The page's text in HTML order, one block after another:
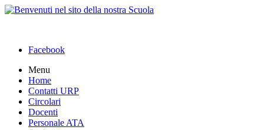
Facebook
Menu
Home
Contatti URP
Circolari
Docenti
Personale ATA